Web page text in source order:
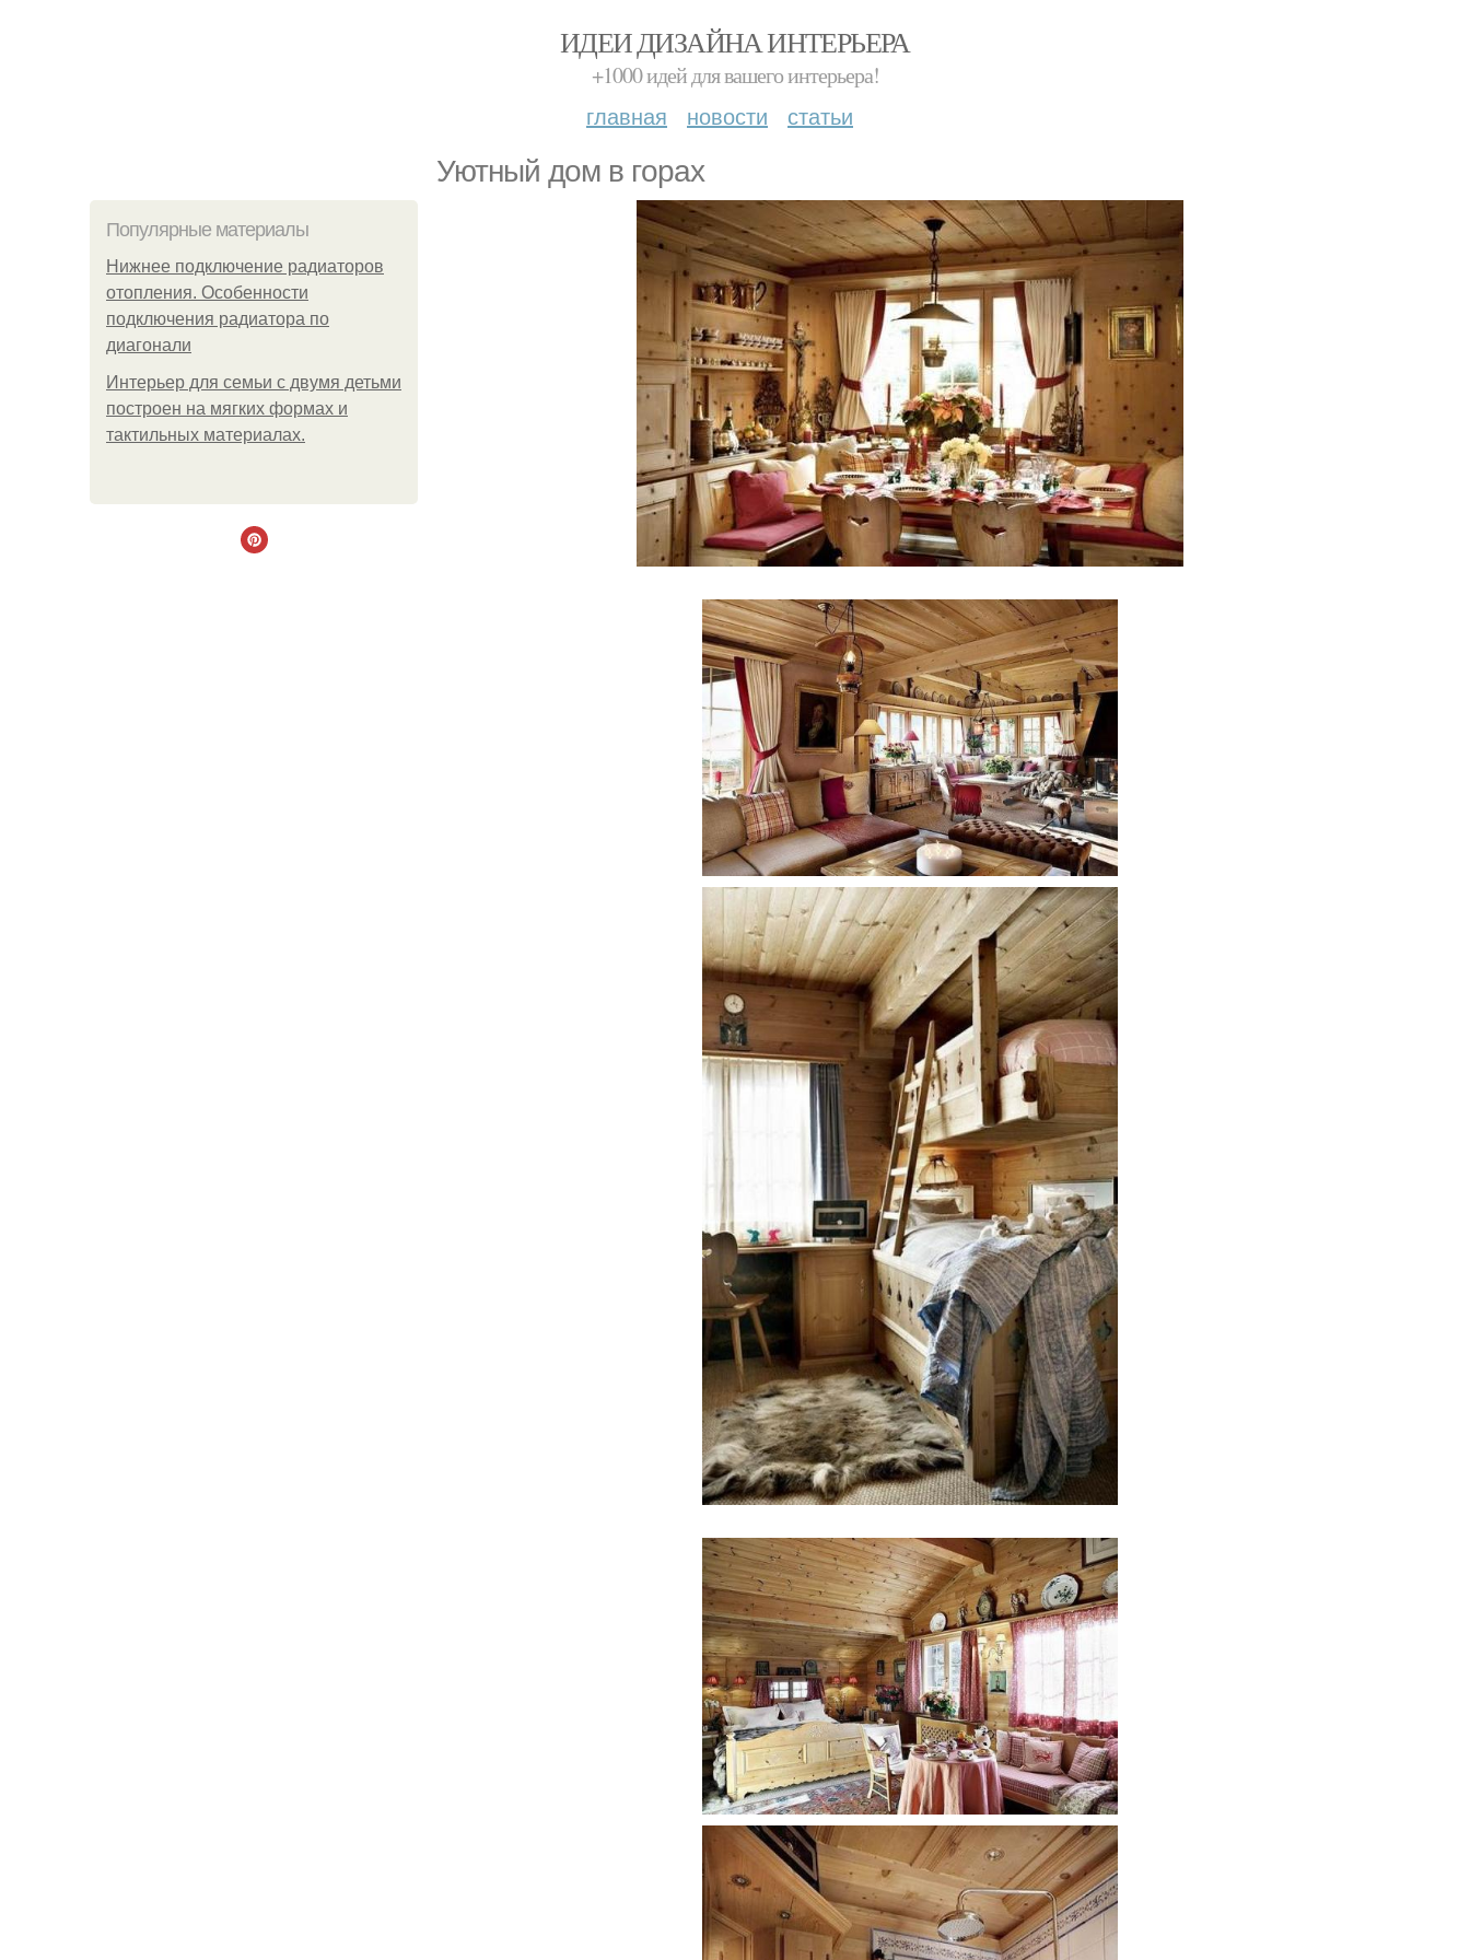
ИДЕИ ДИЗАЙНА ИНТЕРЬЕРА
+1000 идей для вашего интерьера!
главная новости статьи
Уютный дoм в гopах
Популярные материалы
Нижнее подключение радиаторов
отопления. Особенности
подключения радиатора по
диагонали
Интерьер для семьи с двумя детьми
построен на мягких формах и
тактильных материалах.